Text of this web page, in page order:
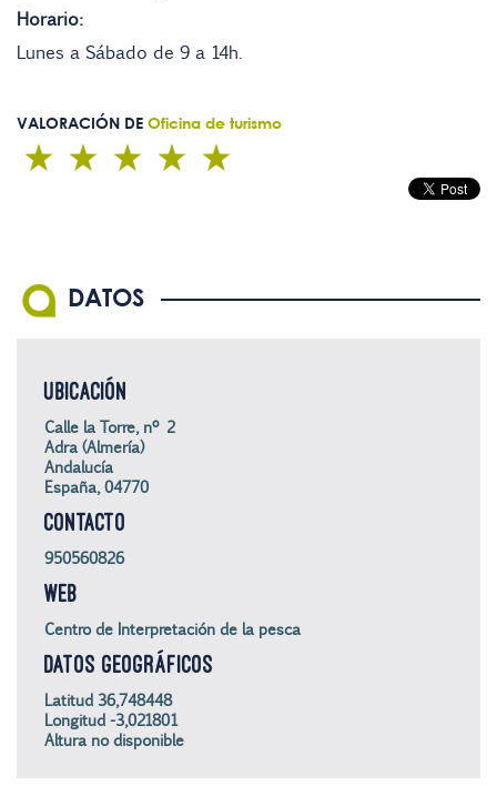
Horario:
Lunes a Sábado de 9 a 14h.
VALORACIÓN DE Oficina de turismo
DATOS
UBICACIÓN
Calle la Torre, nº 2
Adra (Almería)
Andalucía
España, 04770
CONTACTO
950560826
WEB
Centro de Interpretación de la pesca
DATOS GEOGRÁFICOS
Latitud 36,748448
Longitud -3,021801
Altura no disponible